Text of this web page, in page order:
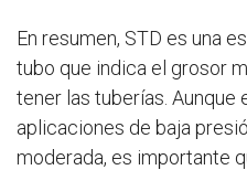
En resumen, STD es una
tubo que indica el grosor
tener las tuberías. Aunque
aplicaciones de baja
moderada, es importante